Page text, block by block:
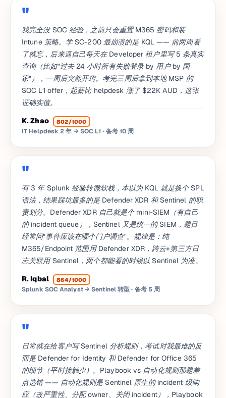
我完全没 SOC 经验，之前只会重置 M365 密码和装
Intune 策略。学 SC-200 最崩溃的是 KQL —— 前两周看
了就忘，后来逼自己每天在 Developer 租户里写 5 条真实
查询（比如"过去 24 小时所有失败登录 by 用户 by 国
家"），一周后突然开窍。考完三周后拿到本地 MSP 的
SOC L1 offer，起薪比 helpdesk 涨了 $22K AUD，这张
证确实值。
K. Zhao
802/1000
IT Helpdesk 2 年 → SOC L1 · 备考 10 周
有 3 年 Splunk 经验转微软栈，本以为 KQL 就是换个 SPL
语法，结果踩坑最多的是 Defender XDR 和 Sentinel 的职
责划分。Defender XDR 自己就是个 mini-SIEM（有自己
的 incident queue），Sentinel 又是统一的 SIEM，题目
经常问"事件应该在哪个门户调查"。规律是：纯
M365/Endpoint 范围用 Defender XDR，跨云+第三方日
志关联用 Sentinel，两个都能看的时候以 Sentinel 为准。
R. Iqbal
864/1000
Splunk SOC Analyst → Sentinel 转型· 备考 5 周
日常就在给客户写 Sentinel 分析规则，考试对我最难的反
而是 Defender for Identity 和 Defender for Office 365
的细节（平时接触少）。Playbook vs 自动化规则那题差
点选错 —— 自动化规则是 Sentinel 原生的 incident 级响
应（改严重性、分配 owner、关闭 incident），Playbook